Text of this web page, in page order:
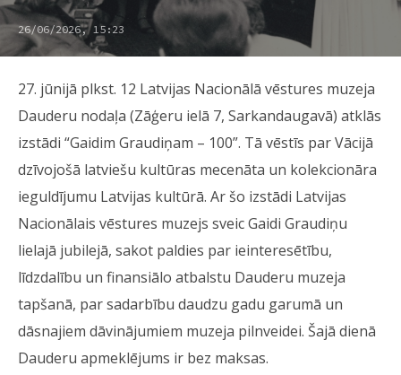
26/06/2026, 15:23
27. jūnijā plkst. 12 Latvijas Nacionālā vēstures muzeja
Dauderu nodaļa (Zāģeru ielā 7, Sarkandaugavā) atklās
izstādi “Gaidim Graudiņam – 100”. Tā vēstīs par Vācijā
dzīvojošā latviešu kultūras mecenāta un kolekcionāra
ieguldījumu Latvijas kultūrā. Ar šo izstādi Latvijas
Nacionālais vēstures muzejs sveic Gaidi Graudiņu
lielajā jubilejā, sakot paldies par ieinteresētību,
līdzdalību un finansiālo atbalstu Dauderu muzeja
tapšanā, par sadarbību daudzu gadu garumā un
dāsnajiem dāvinājumiem muzeja pilnveidei. Šajā dienā
Dauderu apmeklējums ir bez maksas.